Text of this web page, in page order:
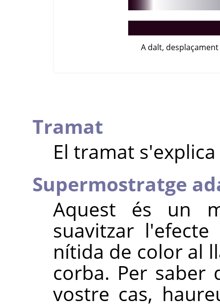
A dalt,
Tramat
El tramat
Supermostratge
Aquest és un
suavitzar
nítida de color al
corba. Per
vostre cas,